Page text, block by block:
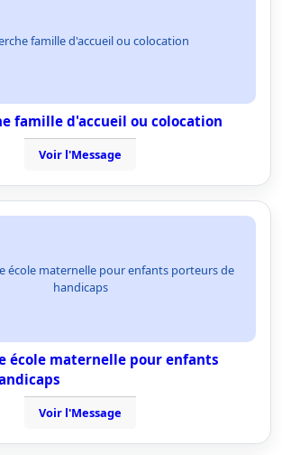
famille d'accueil ou colocation
famille d'accueil ou colocation
Voir l'Message
école maternelle pour enfants porteurs de
handicaps
école maternelle pour enfants
Voir l'Message